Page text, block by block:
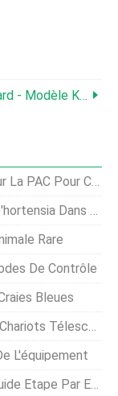
KSF2 LM - Pompes À Poisson
Chaque État Membre
Des Conteneurs
Rare
De Contrôle
Bleues
De Tronc (équipé Avec Ou Sans Parapluie)
L'équipement
Étape Par Étape